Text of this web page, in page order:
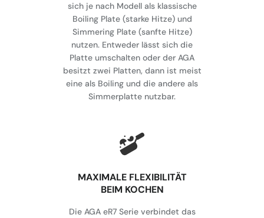
sich je nach Modell als klassische
Boiling Plate (starke Hitze) und
Simmering Plate (sanfte Hitze)
nutzen. Entweder lässt sich die
Platte umschalten oder der AGA
besitzt zwei Platten, dann ist meist
eine als Boiling und die andere als
Simmerplatte nutzbar.
MAXIMALE FLEXIBILITÄT
BEIM KOCHEN
Die AGA eR7 Serie verbindet das